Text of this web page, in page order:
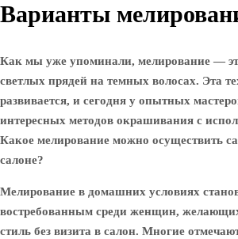
Варианты
Как мы уже упоминали, мелирование —
светлых прядей на темных волосах. Эта
развивается, и сегодня у опытных
интересных методов окрашивания с
Какое мелирование можно осуществить
салоне?
Мелирование в домашних условиях
востребованным среди женщин,
стиль без визита в салон. Многие